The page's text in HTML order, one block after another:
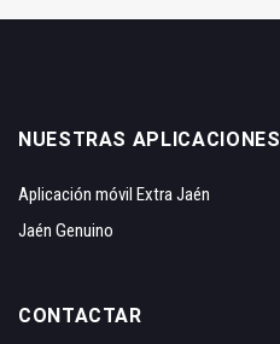
NUESTRAS APLICACIONES
Aplicación móvil Extra Jaén
Jaén Genuino
CONTACTAR